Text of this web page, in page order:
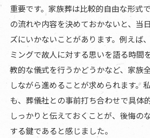
重要です。家族葬は比較的自由な形式
の流れや内容を決めておかないと、当
ズにいかないことがあります。例えば
ミングで故人に対する思いを語る時間
教的な儀式を行うかどうかなど、家族
しながら進めることが求められます。
も、葬儀社との事前打ち合わせで具体
しっかりと伝えておくことが、後悔の
する鍵であると感じました。